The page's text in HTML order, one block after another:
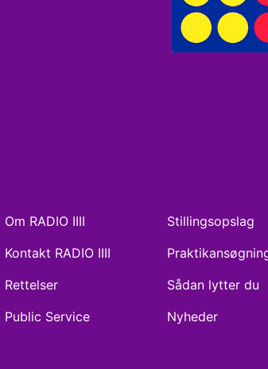
Om RADIO IIII
Kontakt RADIO IIII
Rettelser
Public Service
Stillingsopslag
Sådan lytter du
Nyheder